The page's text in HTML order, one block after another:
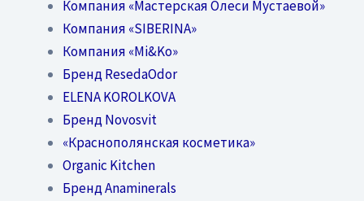
Компания «Мастерская Олеси Мустаевой»
Компания «SIBERINA»
Компания «Mi&Ko»
Бренд ResedaOdor
ELENA KOROLKOVA
Бренд Novosvit
«Краснополянская косметика»
Organic Kitchen
Бренд Anaminerals